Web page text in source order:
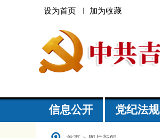
设为首页 加为收藏
信息公开 党纪法规